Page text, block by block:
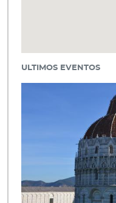
ULTIMOS EVENTOS